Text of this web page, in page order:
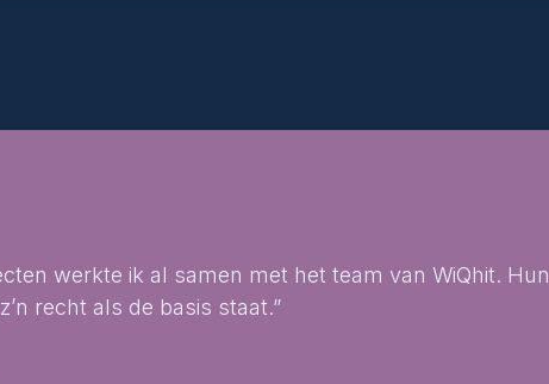
werkte ik al samen met het team van WiQhit. Hun
recht als de basis staat.”